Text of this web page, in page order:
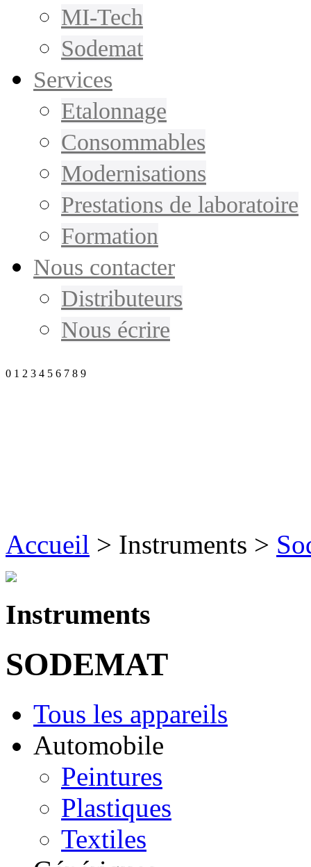
MI-Tech
Sodemat
Services
Etalonnage
Consommables
Modernisations
Prestations de laboratoire
Formation
Nous contacter
Distributeurs
Nous écrire
0 1 2 3 4 5 6 7 8 9
Accueil > Instruments >
Instruments
SODEMAT
Tous les appareils
Automobile
Peintures
Plastiques
Textiles